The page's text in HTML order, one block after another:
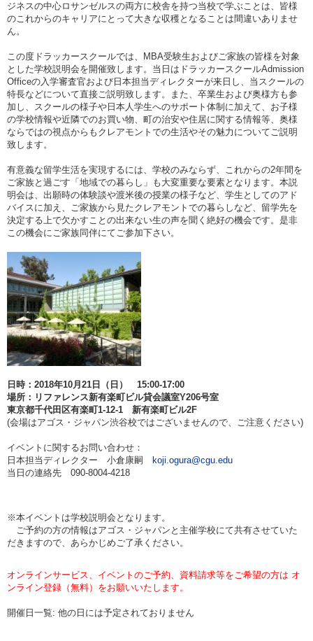
ジネスの中心ロサンゼルスの両方に校舎を持つ当校で学ぶことは、皆様
のこれからのキャリアにとって大きな収穫となることは間違いありませ
ん。
この度ドラッカースクールでは、MBA受験生およびご家族の皆様を対象
とした学校説明会を開催致します。当日はドラッカースクールAdmission
Officeの入学審査官および日本担当ディレクターが来日し、当スクールの
特長などについて直接ご説明致します。また、卒業生および奥様方も参
加し、スクールの様子や日本人学生へのサポート体制に加えて、お子様
の学校情報や近隣でのお買い物、町の治安や住居に関する情報等、奥様
ならではの視点からもクレアモントでの生活やその魅力についてご説明
致します。
有意義な留学生活を実現するには、学校のみならず、これからの2年間を
ご家族と過ごす「地域での暮らし」も大変重要な要素となります。本説
明会は、出願時の体験談や渡米後の授業の様子など、学生としてのアド
バイスに加え、ご家族から見たクレアモントでの暮らしなど、留学先を
決定する上で欠かすことの出来ない生の声を聞く絶好の機会です。是非
この機会にご家族同伴にてご参加下さい。
日時：2018年10月21日（日） 15:00-17:00
場所：リファレンス新有楽町ビル貸会議室Y206号室
東京都千代田区有楽町1-12-1 新有楽町ビル2F
(会場はアゴス・ジャパン渋谷校ではございませんので、ご注意ください)
イベントに関するお問い合わせ：
日本担当ディレクター 小倉康嗣
koji.ogura@cgu.edu
当日の連絡先 090-8004-4218
※本イベントは学校説明会となります。
ご予約の方の情報はアゴス・ジャパンと主催学校にて共有させていた
だきますので、あらかじめご了承ください。
オンラインサービス、イベントのご予約、資料請求等をご希望の方は オ
ンライン登録（無料）をお願いいたします。
開催日一覧: 他の日には予定されておりません